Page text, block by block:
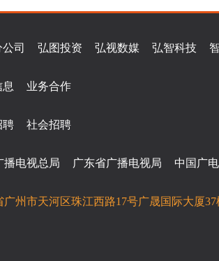
司 弘图投资 弘视数媒 弘智科技
息 业务合作
聘 社会招聘
播电视总局 广东省广播电视局 中国广电
广州市天河区珠江西路17号广晟国际大厦37